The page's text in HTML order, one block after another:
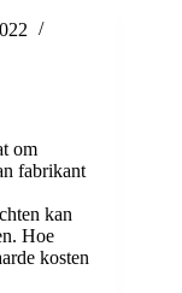
om
fabrikant
kan
Hoe
kosten